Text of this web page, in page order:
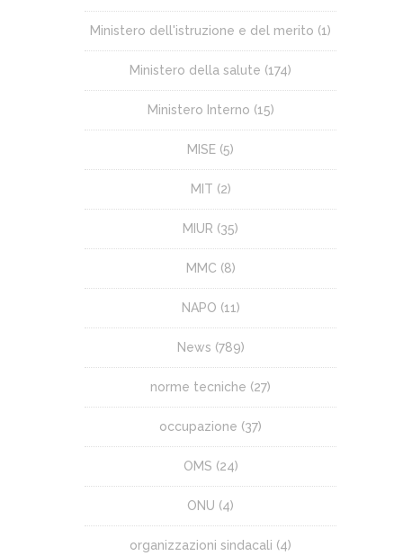
Ministero dell'istruzione e del merito (1)
Ministero della salute (174)
Ministero Interno (15)
MISE (5)
MIT (2)
MIUR (35)
MMC (8)
NAPO (11)
News (789)
norme tecniche (27)
occupazione (37)
OMS (24)
ONU (4)
organizzazioni sindacali (4)